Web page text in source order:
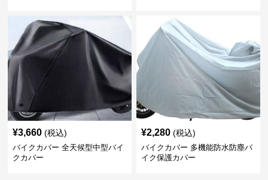
¥3,660 (税込)
バイクカバー 全天候型中型バイ
クカバー
¥2,280 (税込)
バイクカバー 多機能防水防塵バ
イク保護カバー